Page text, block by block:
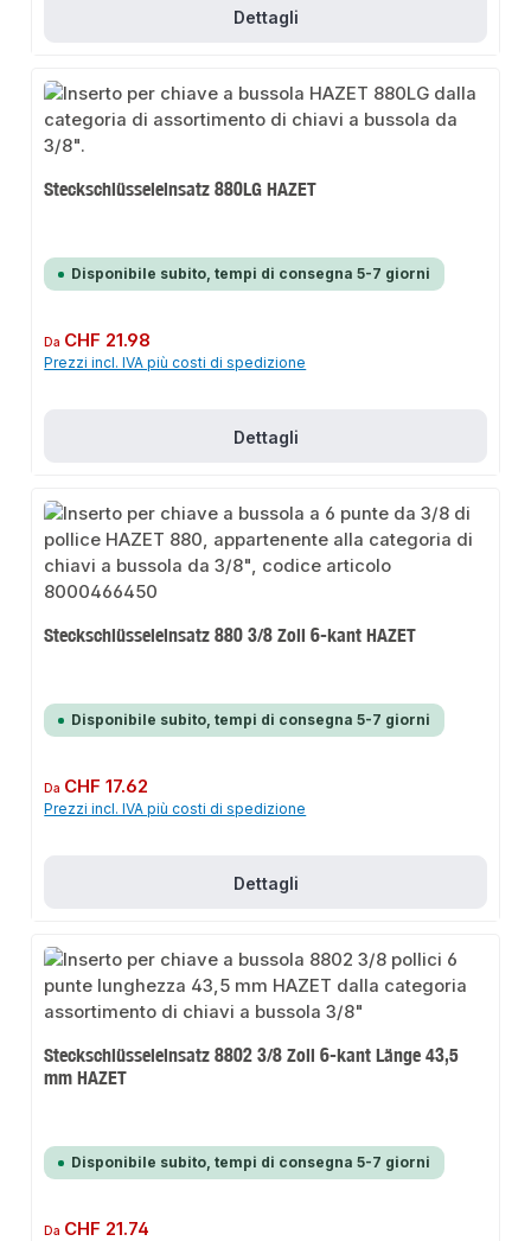
Dettagli
Steckschlüsseleinsatz 880LG HAZET
Disponibile subito, tempi di consegna 5-7 giorni
Prezzo normale:
Da CHF 21.98
Prezzi incl. IVA più costi di spedizione
Dettagli
Steckschlüsseleinsatz 880 3/8 Zoll 6-kant HAZET
Disponibile subito, tempi di consegna 5-7 giorni
Prezzo normale:
Da CHF 17.62
Prezzi incl. IVA più costi di spedizione
Dettagli
Steckschlüsseleinsatz 8802 3/8 Zoll 6-kant Länge 43,5
mm HAZET
Disponibile subito, tempi di consegna 5-7 giorni
Prezzo normale:
Da CHF 21.74